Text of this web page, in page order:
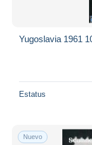
Yugoslavia 1961
Estatus
Nuevo